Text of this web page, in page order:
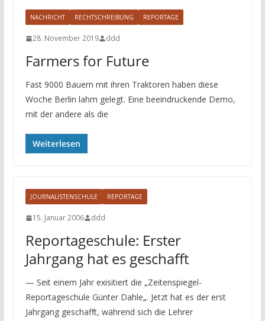
NACHRICHT RECHTSCHREIBUNG REPORTAGE
28. November 2019 ddd
Farmers for Future
Fast 9000 Bauern mit ihren Traktoren haben diese
Woche Berlin lahm gelegt. Eine beeindruckende Demo,
mit der andere als die
Weiterlesen
JOURNALISTENSCHULE REPORTAGE
15. Januar 2006 ddd
Reportageschule: Erster
Jahrgang hat es geschafft
— Seit einem Jahr exisitiert die „Zeitenspiegel-
Reportageschule Günter Dahle„. Jetzt hat es der erst
Jahrgang geschafft, während sich die Lehrer